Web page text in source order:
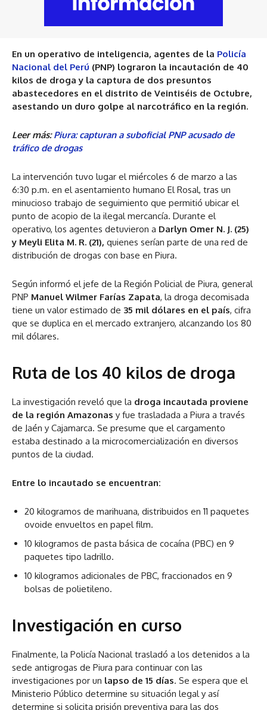
En un operativo de inteligencia, agentes de la Policía
Nacional del Perú (PNP) lograron la incautación de 40
kilos de droga y la captura de dos presuntos
abastecedores en el distrito de Veintiséis de Octubre,
asestando un duro golpe al narcotráfico en la región.
Leer más:Piura: capturan a suboficial PNP acusado de
tráfico de drogas
La intervención tuvo lugar el miércoles 6 de marzo a las
6:30 p.m. en el asentamiento humano El Rosal, tras un
minucioso trabajo de seguimiento que permitió ubicar el
punto de acopio de la ilegal mercancía. Durante el
operativo, los agentes detuvieron a Darlyn Omer N. J. (25)
y Meyli Elita M. R. (21), quienes serían parte de una red de
distribución de drogas con base en Piura.
Según informó el jefe de la Región Policial de Piura, general
PNP Manuel Wilmer Farías Zapata, la droga decomisada
tiene un valor estimado de 35 mil dólares en el país, cifra
que se duplica en el mercado extranjero, alcanzando los 80
mil dólares.
Ruta de los 40 kilos de droga
La investigación reveló que la droga incautada proviene
de la región Amazonas y fue trasladada a Piura a través
de Jaén y Cajamarca. Se presume que el cargamento
estaba destinado a la microcomercialización en diversos
puntos de la ciudad.
Entre lo incautado se encuentran:
20 kilogramos de marihuana, distribuidos en 11 paquetes
ovoide envueltos en papel film.
10 kilogramos de pasta básica de cocaína (PBC) en 9
paquetes tipo ladrillo.
10 kilogramos adicionales de PBC, fraccionados en 9
bolsas de polietileno.
Investigación en curso
Finalmente, la Policía Nacional trasladó a los detenidos a la
sede antigrogas de Piura para continuar con las
investigaciones por un lapso de 15 días. Se espera que el
Ministerio Público determine su situación legal y así
determine si solicita prisión preventiva para las dos